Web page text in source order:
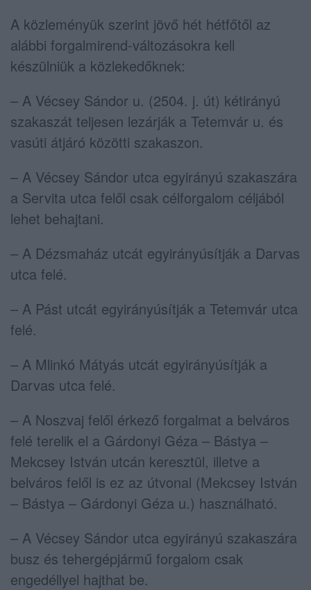
A közleményük szerint jövő hét hétfőtől az
alábbi forgalmirend-változásokra kell
készülniük a közlekedőknek:
– A Vécsey Sándor u. (2504. j. út) kétirányú
szakaszát teljesen lezárják a Tetemvár u. és
vasúti átjáró közötti szakaszon.
– A Vécsey Sándor utca egyirányú szakaszára
a Servita utca felől csak célforgalom céljából
lehet behajtani.
– A Dézsmaház utcát egyirányúsítják a Darvas
utca felé.
– A Pást utcát egyirányúsítják a Tetemvár utca
felé.
– A Mlinkó Mátyás utcát egyirányúsítják a
Darvas utca felé.
– A Noszvaj felől érkező forgalmat a belváros
felé terelik el a Gárdonyi Géza – Bástya –
Mekcsey István utcán keresztül, illetve a
belváros felől is ez az útvonal (Mekcsey István
– Bástya – Gárdonyi Géza u.) használható.
– A Vécsey Sándor utca egyirányú szakaszára
busz és tehergépjármű forgalom csak
engedéllyel hajthat be.